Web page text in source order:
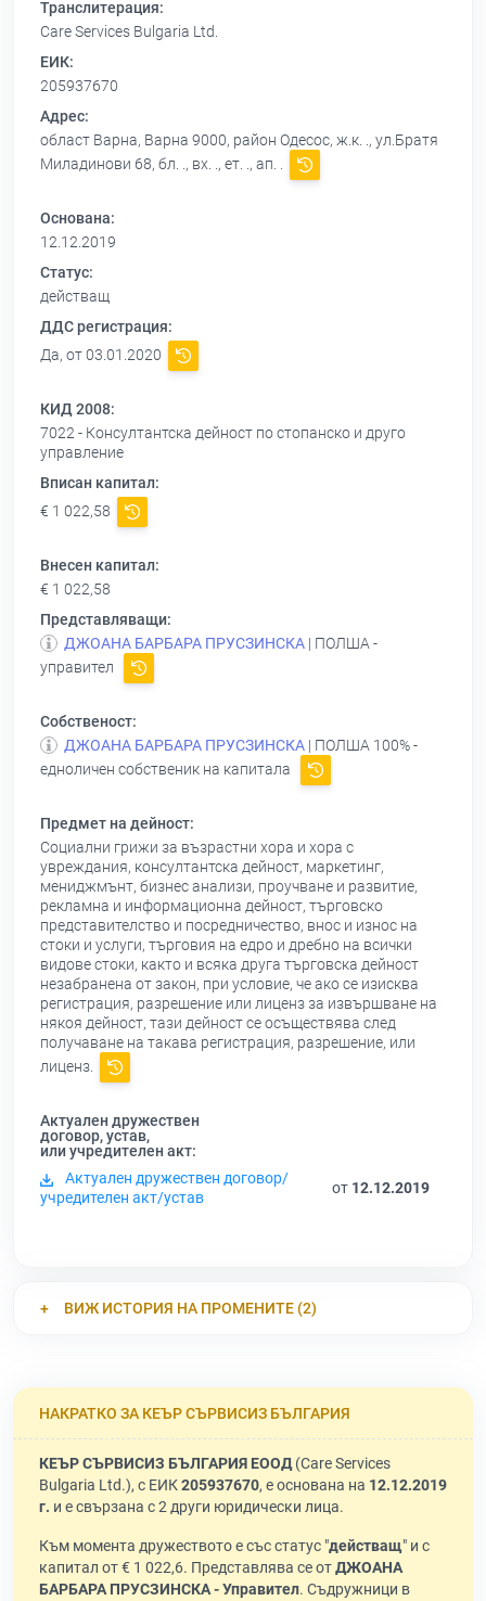
Транслитерация:
Care Services Bulgaria Ltd.
ЕИК:
205937670
Адрес:
област Варна, Варна 9000, район Одесос, ж.к. ., ул.Братя
Миладинови 68, бл. ., вх. ., ет. ., ап. .
Основана:
12.12.2019
Статус:
действащ
ДДС регистрация:
Да, от 03.01.2020
КИД 2008:
7022 - Консултантска дейност по стопанско и друго
управление
Вписан капитал:
€ 1 022,58
Внесен капитал:
€ 1 022,58
Представляващи:
ДЖОАНА БАРБАРА ПРУСЗИНСКА | ПОЛША -
управител
Собственост:
ДЖОАНА БАРБАРА ПРУСЗИНСКА | ПОЛША 100% -
едноличен собственик на капитала
Предмет на дейност:
Социални грижи за възрастни хора и хора с
увреждания, консултантска дейност, маркетинг,
мениджмънт, бизнес анализи, проучване и развитие,
рекламна и информационна дейност, търговско
представителство и посредничество, внос и износ на
стоки и услуги, търговия на едро и дребно на всички
видове стоки, както и всяка друга търговска дейност
незабранена от закон, при условие, че ако се изисква
регистрация, разрешение или лиценз за извършване на
някоя дейност, тази дейност се осъществява след
получаване на такава регистрация, разрешение, или
лиценз.
Актуален дружествен
договор, устав,
или учредителен акт:
Актуален дружествен договор/
учредителен акт/устав
от 12.12.2019
ВИЖ ИСТОРИЯ НА ПРОМЕНИТЕ (2)
НАКРАТКО ЗА КЕЪР СЪРВИСИЗ БЪЛГАРИЯ
КЕЪР СЪРВИСИЗ БЪЛГАРИЯ ЕООД(Care Services
Bulgaria Ltd.), с ЕИК205937670, е основана на 12.12.2019
г. и е свързана с 2 други юридически лица.
Към момента дружеството е със статус "действащ" и с
капитал от € 1 022,6. Представлява се отДЖОАНА
БАРБАРА ПРУСЗИНСКА - Управител. Съдружници в